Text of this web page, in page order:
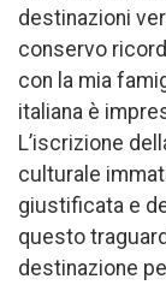
destinazioni
conservo
con la mia
italiana è
L’iscrizione
culturale
giustificata e
questo
destinazione